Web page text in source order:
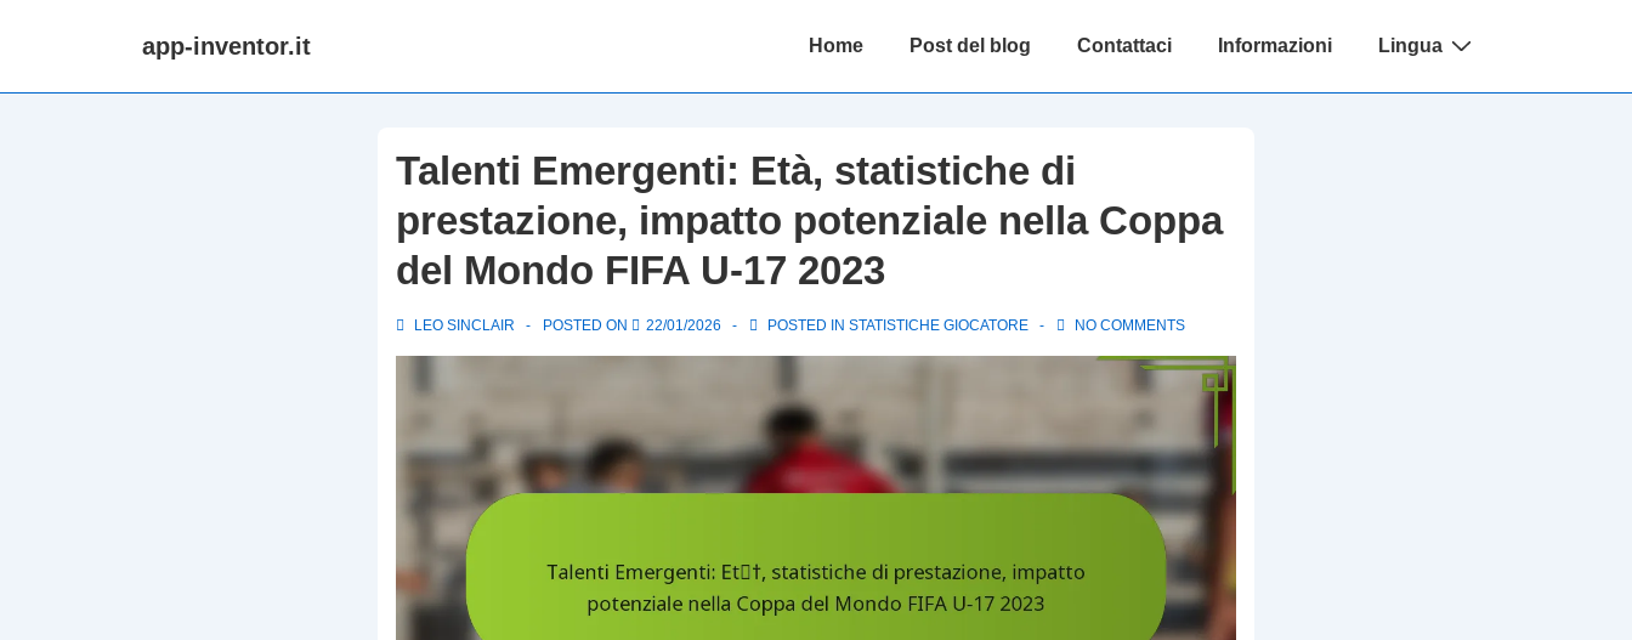
app-inventor.it
Main
Home Post del blog Contattaci Informazioni Lingua
Talenti Emergenti: Età, statistiche di
prestazione, impatto potenziale nella Coppa
del Mondo FIFA U-17 2023
LEO SINCLAIR POSTED ON 22/01/2026 POSTED IN STATISTICHE GIOCATORE NO COMMENTS